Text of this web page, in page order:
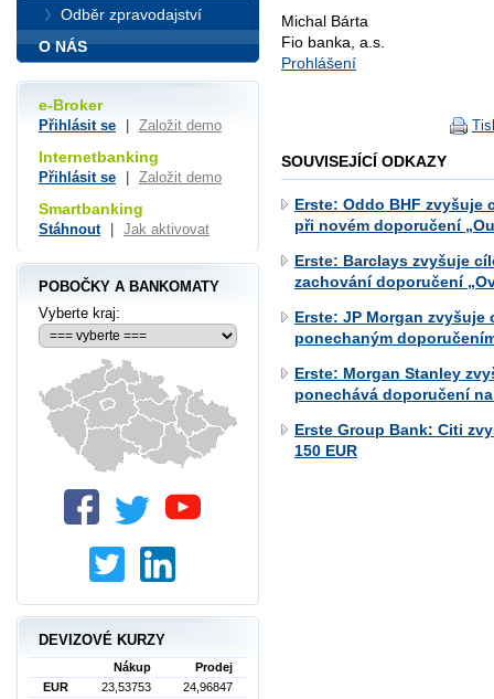
Michal Bárta
Fio banka, a.s.
Prohlášení
SOUVISEJÍCÍ ODKAZY
Erste: Oddo BHF zvyšuje
při novém doporučení
Erste: Barclays zvyšuje
zachování doporučení
Erste: JP Morgan zvyšuje
ponechaným
Erste: Morgan Stanley
ponechává doporučení
Erste Group Bank: Citi
150 EUR
Odběr zpravodajství
O NÁS
e-Broker
Přihlásit se Založit demo
Internetbanking
Přihlásit se Založit demo
Smartbanking
Stáhnout Jak aktivovat
POBOČKY A BANKOMATY
Vyberte kraj:
DEVIZOVÉ KURZY
Nákup
Prodej
EUR
23,53753
24,96847